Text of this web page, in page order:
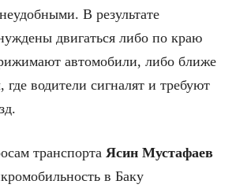
В результате
двигаться либо по краю
автомобили, либо ближе
водители сигналят и требуют
транспорта Ясин Мустафаев
в Баку